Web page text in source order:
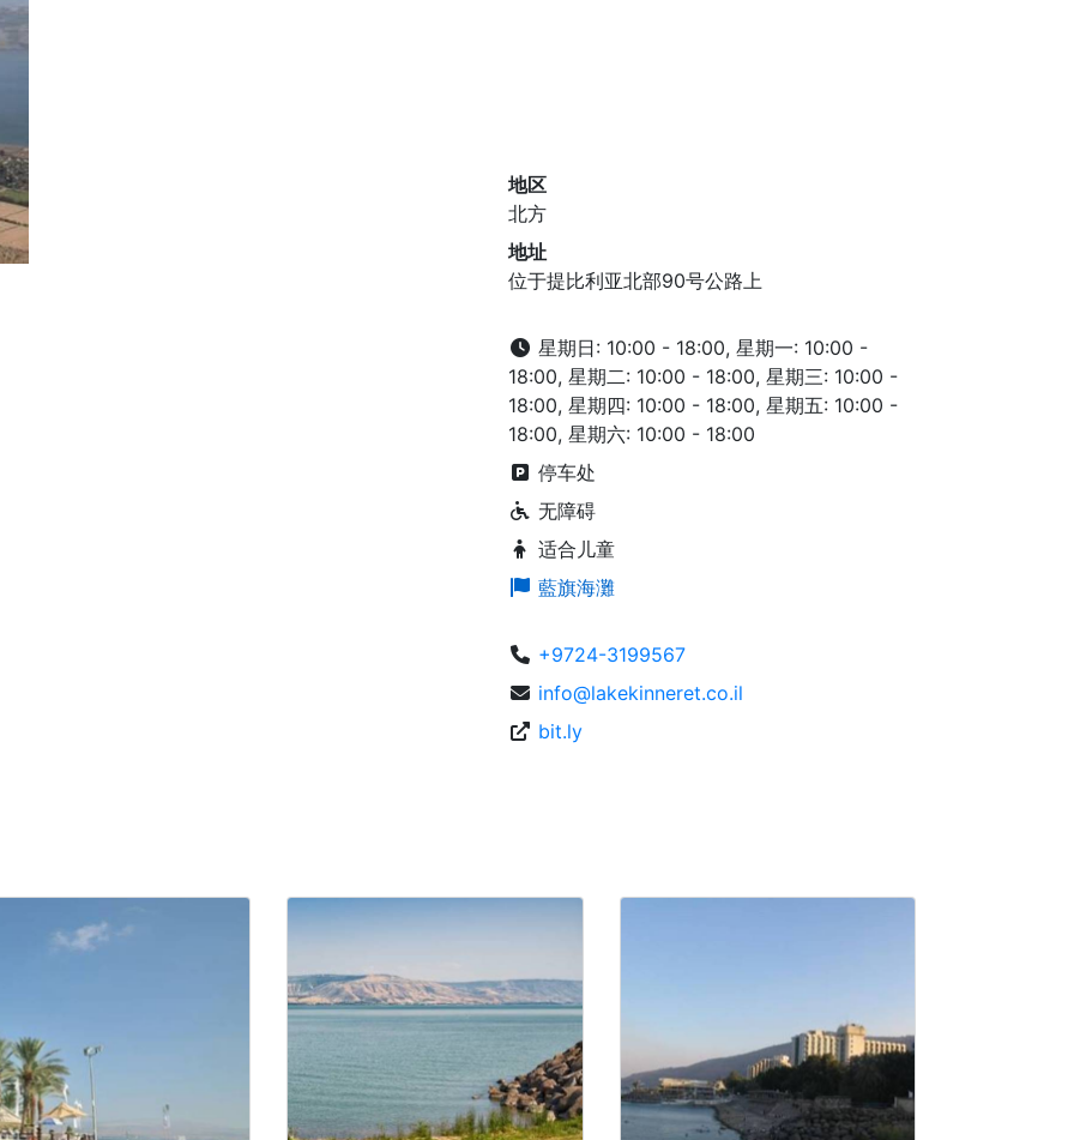
地区
北方
地址
位于提比利亚北部90号公路上
星期日: 10:00 - 18:00, 星期一: 10:00 -
18:00, 星期二: 10:00 - 18:00, 星期三: 10:00 -
18:00, 星期四: 10:00 - 18:00, 星期五: 10:00 -
18:00, 星期六: 10:00 - 18:00
停车处
无障碍
适合儿童
藍旗海灘
+9724-3199567
info@lakekinneret.co.il
bit.ly